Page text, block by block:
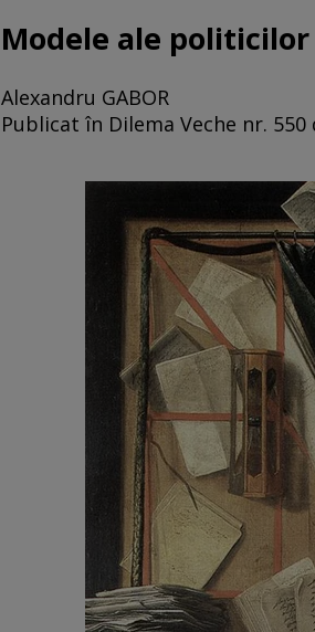
Modele ale
Alexandru GABOR
Publicat în Dilema Veche nr.